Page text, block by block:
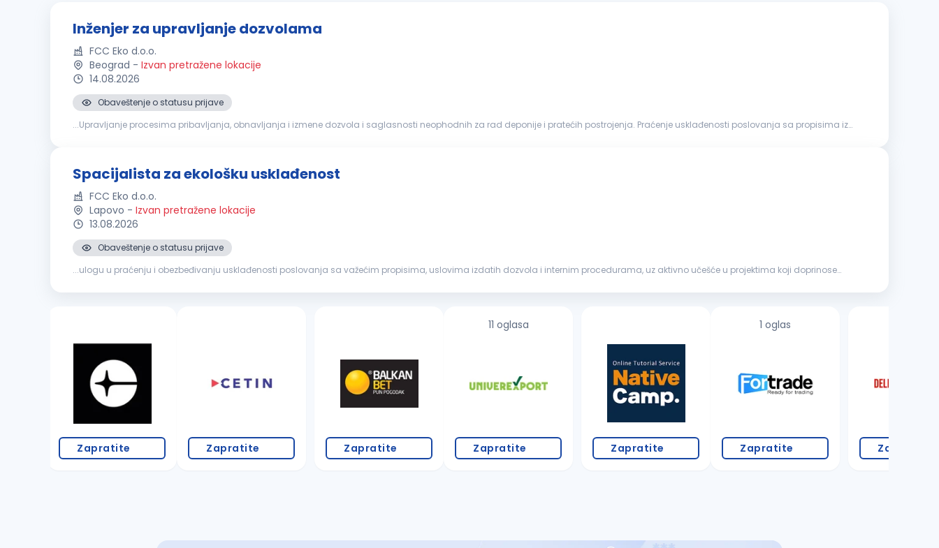
Inženjer za upravljanje dozvolama
FCC Eko d.o.o.
Beograd - Izvan pretražene lokacije
14.08.2026
Obaveštenje o statusu prijave
...Upravljanje procesima pribavljanja, obnavljanja i izmene dozvola i saglasnosti neophodnih za rad deponije i pratećih postrojenja. Praćenje usklađenosti poslovanja sa propisima iz
Spacijalista za ekološku usklađenost
FCC Eko d.o.o.
Lapovo - Izvan pretražene lokacije
13.08.2026
Obaveštenje o statusu prijave
...ulogu u praćenju i obezbeđivanju usklađenosti poslovanja sa važećim propisima, uslovima izdatih dozvola i internim procedurama, uz aktivno učešće u projektima koji doprinose
Zapratite Zapratite Zapratite
11 oglasa
Zapratite Zapratite
1 oglas
Zapratite Zapratite